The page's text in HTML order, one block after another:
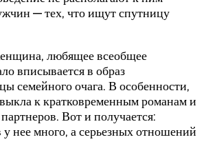
— тех, что ищут спутницу
любящее всеобщее
вписывается в образ
семейного очага. В особенности,
к кратковременным романам и
Вот и получается:
нее много, а серьезных отношений